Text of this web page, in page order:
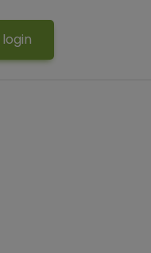
login